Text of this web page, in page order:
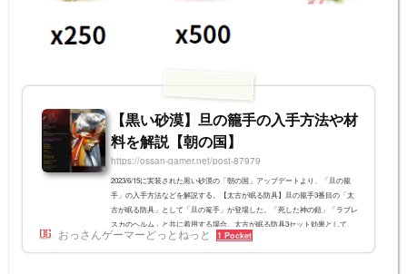
【黒い砂漠】旦の籠手の入手方法や材
料を解説【朝の国】
https://ossan-gamer.net/post-87979
2023/6/15に実装された黒い砂漠の「朝の国」アップデートより、「旦の籠
手」の入手方法などを解説する。【太古が眠る防具】旦の籠手3番目の「太
古が眠る防具」として「旦の篭手」が登場した。「死した神の鎧」「ラブレ
スカのヘルム」と共に着用する場合、太古が眠る防具3セット効果として、
「最大HP+300」が適用される。旦の篭手には2種類ある (2024/6/19 修正)旦
の篭手の特徴は、ベグのグローブとリブルのグローブのように「ダメ減型」
おっさんゲーマーどっとねっと 1 Pocket